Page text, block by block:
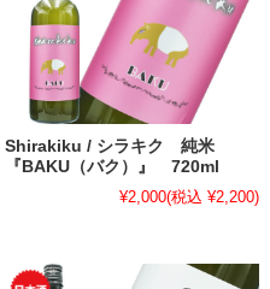
Shirakiku / シラキク 純米
『BAKU（バク）』 720ml
¥2,000(税込 ¥2,200)